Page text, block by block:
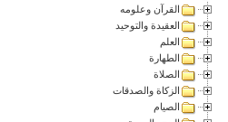
القرآن وعلومه
العقيدة والتوحيد
العلم
الطهارة
الصلاة
الزكاة والصدقات
الصيام